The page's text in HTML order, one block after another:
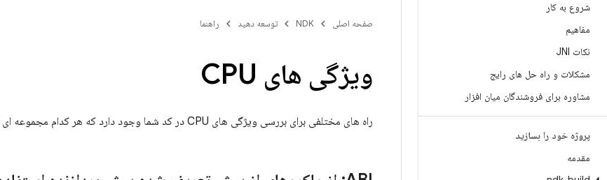
شروع به کار
مفاهیم
نکات JNI
مشکلات و راه حل های رایج
مشاوره برای فروشندگان میان افزار
پروژه خود را بسازید
مقدمه
صفحه اصلی NDK توسعه دهید راهنما
ویژگی های CPU
راه های مختلفی برای بررسی ویژگی های CPU در کد شما وجود دارد که هر کدام مجموعه ای از مبادلات متفاوت دارند.